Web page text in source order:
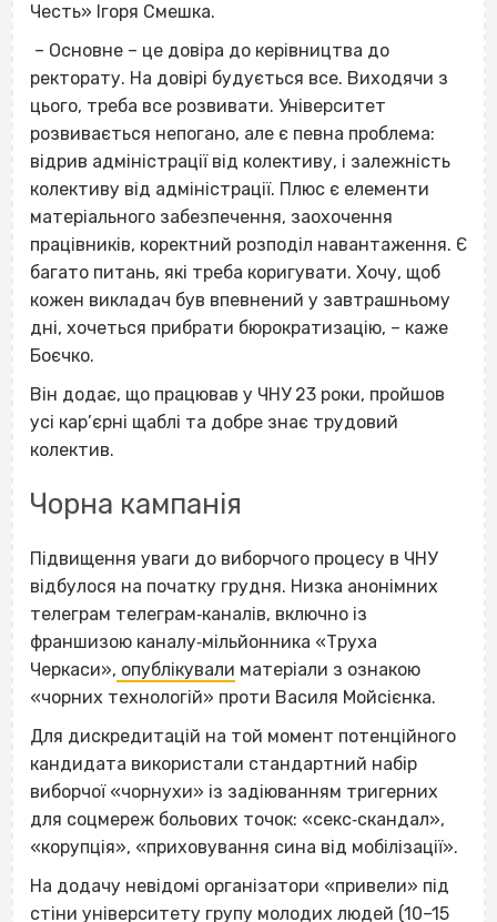
Честь» Ігоря Смешка.
– Основне – це довіра до керівництва до
ректорату. На довірі будується все. Виходячи з
цього, треба все розвивати. Університет
розвивається непогано, але є певна проблема:
відрив адміністрації від колективу, і залежність
колективу від адміністрації. Плюс є елементи
матеріального забезпечення, заохочення
працівників, коректний розподіл навантаження. Є
багато питань, які треба коригувати. Хочу, щоб
кожен викладач був впевнений у завтрашньому
дні, хочеться прибрати бюрократизацію, – каже
Боєчко.
Він додає, що працював у ЧНУ 23 роки, пройшов
усі кар’єрні щаблі та добре знає трудовий
колектив.
Чорна кампанія
Підвищення уваги до виборчого процесу в ЧНУ
відбулося на початку грудня. Низка анонімних
телеграм телеграм‐каналів, включно із
франшизою каналу‐мільйонника «Труха
Черкаси», опублікували матеріали з ознакою
«чорних технологій» проти Василя Мойсієнка.
Для дискредитацій на той момент потенційного
кандидата використали стандартний набір
виборчої «чорнухи» із задіюванням тригерних
для соцмереж больових точок: «секс‐скандал»,
«корупція», «приховування сина від мобілізації».
На додачу невідомі організатори «привели» під
стіни університету групу молодих людей (10–15